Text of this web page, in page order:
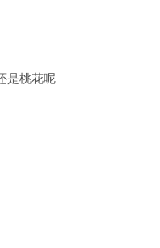
是桃花呢